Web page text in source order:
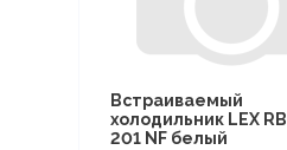
Встраиваемый
холодильник LEX RBI
201 NF белый